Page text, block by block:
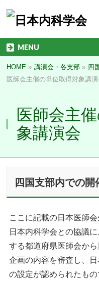
MENU
HOME » 講演会・各支部 » 四
医師会主催の単位取得対象講演
医師会主
象講演会
四国支部内での開
ここに記載の日本医師
日本内科学会との協議
する都道府県医師会か
企画の内容を審査し、
の設定が認められたもの